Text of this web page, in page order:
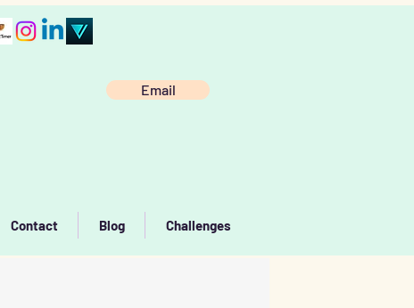
Contact Blog Challenges
Email